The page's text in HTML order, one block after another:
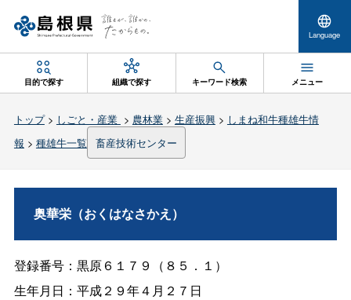
Language
目的で探す 組織で探す キーワード検索 メニュー
トップ> しごと・産業 > 農林業> 生産振興> しまね和牛種雄牛情
報 > 種雄牛一覧 畜産技術センター
奥華栄（おくはなさかえ）
登録番号：黒原６１７９（８５．１）
生年月日：平成２９年４月２７日